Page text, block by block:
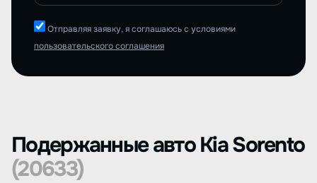
Отправляя заявку, я соглашаюсь с условиями
пользовательского соглашения
Подержанные авто Kia Sorento
(20633)